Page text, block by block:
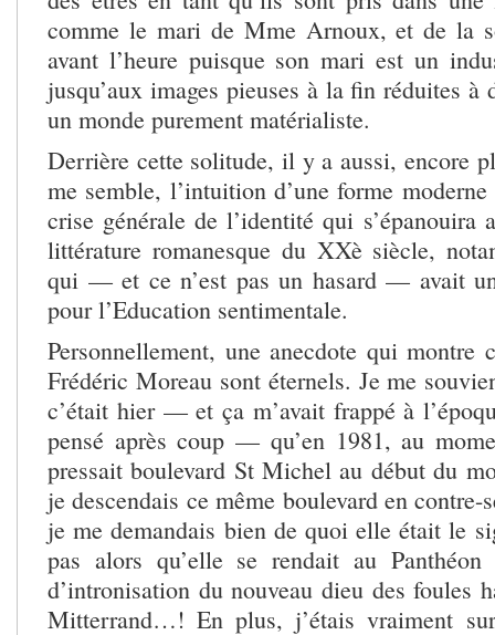
comme le mari de Mme Arnoux, et de la
avant l’heure puisque son mari est un
jusqu’aux images pieuses à la fin réduites à
un monde purement matérialiste.
Derrière cette solitude, il y a aussi, encore
me semble, l’intuition d’une forme
crise générale de l’identité qui s’épanouira
littérature romanesque du XXè siècle,
qui — et ce n’est pas un hasard — avait
pour l’Education sentimentale.
Personnellement, une anecdote qui montre
Frédéric Moreau sont éternels. Je me
c’était hier — et ça m’avait frappé à
pensé après coup — qu’en 1981, au
pressait boulevard St Michel au début du
je descendais ce même boulevard en
je me demandais bien de quoi elle était le
pas alors qu’elle se rendait au
d’intronisation du nouveau dieu des foules
Mitterrand…! En plus, j’étais vraiment